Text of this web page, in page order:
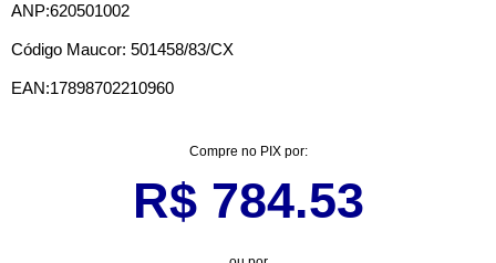
ANP:620501002
Código Maucor: 501458/83/CX
EAN:17898702210960
Compre no PIX por:
R$ 784.53